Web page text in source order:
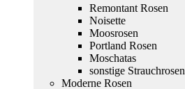
Remontant Rosen
Noisette
Moosrosen
Portland Rosen
Moschatas
sonstige Strauchrosen
Moderne Rosen